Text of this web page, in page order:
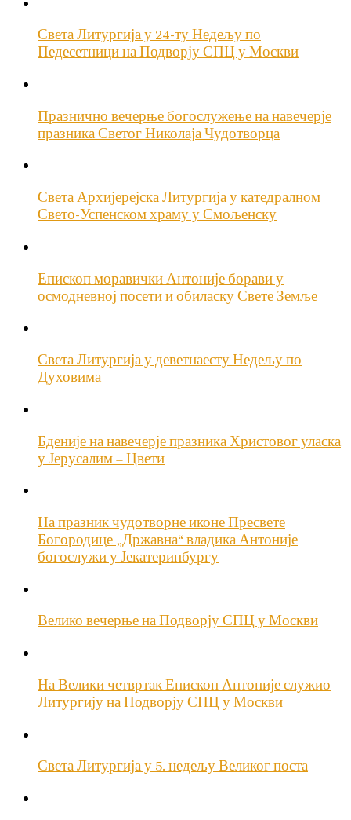
Света Литургија у 24-ту Недељу по
Педесетници на Подворју СПЦ у Москви
Празнично вечерње богослужење на навечерје
празника Светог Николаја Чудотворца
Света Архијерејска Литургија у катедралном
Свето-Успенском храму у Смољенску
Епископ моравички Антоније борави у
осмодневној посети и обиласку Свете Земље
Света Литургија у деветнаесту Недељу по
Духовима
Бденије на навечерје празника Христовог уласка
у Јерусалим – Цвети
На празник чудотворне иконе Пресвете
Богородице „Државна“ владика Антоније
богослужи у Јекатеринбургу
Велико вечерње на Подворју СПЦ у Москви
На Велики четвртак Епископ Антоније служио
Литургију на Подворју СПЦ у Москви
Света Литургија у 5. недељу Великог поста